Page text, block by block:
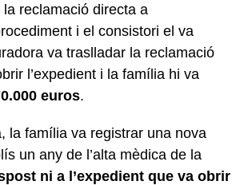
reclamació directa a
i el consistori el va
va traslladar la reclamació
l’expedient i la família hi va
euros.
la família va registrar una nova
un any de l’alta mèdica de la
ni a l’expedient que va obrir